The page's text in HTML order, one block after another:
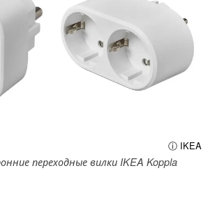
ⓘ IKEA
переходные вилки IKEA Koppla